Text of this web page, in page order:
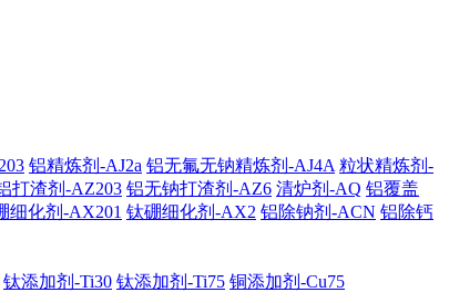
铝精炼剂-AJ2a 铝无氟无钠精炼剂-AJ4A 粒状精炼剂-
打渣剂-AZ203 铝无钠打渣剂-AZ6 清炉剂-AQ 铝覆盖
细化剂-AX201 钛硼细化剂-AX2 铝除钠剂-ACN 铝除钙
钛添加剂-Ti30 钛添加剂-Ti75 铜添加剂-Cu75